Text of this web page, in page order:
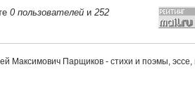
0 пользователей и 252
Максимович Парщиков - стихи и поэмы,